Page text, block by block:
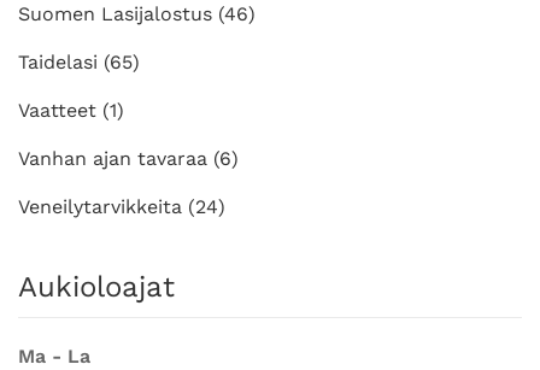
Suomen Lasijalostus (46)
Taidelasi (65)
Vaatteet (1)
Vanhan ajan tavaraa (6)
Veneilytarvikkeita (24)
Aukioloajat
Ma - La